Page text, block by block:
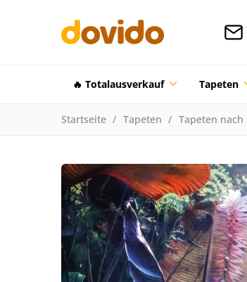
🔥 Totalausverkauf Tapeten
Startseite Tapeten Tapeten nach